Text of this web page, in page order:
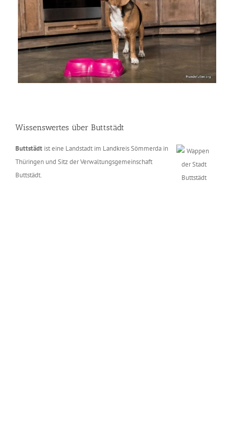
Wissenswertes über Buttstädt
Buttstädt ist eine Landstadt im Landkreis Sömmerda in
Thüringen und Sitz der Verwaltungsgemeinschaft
Buttstädt.